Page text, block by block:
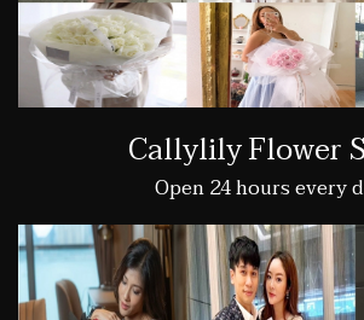
Callylily Flower
Open 24 hours every